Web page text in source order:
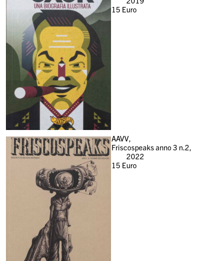
15 Euro
AAVV,
Friscospeaks anno 3 n.2,
2022
15 Euro